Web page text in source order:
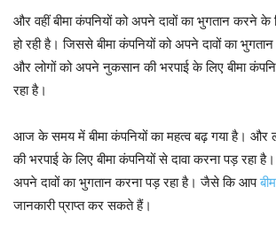
और वहीं बीमा कंपनियों को अपने दावों का भुगतान करने
हो रही है। जिससे बीमा कंपनियों को अपने दावों का
और लोगों को अपने नुकसान की भरपाई के लिए बीमा
रहा है।
आज के समय में बीमा कंपनियों का महत्व बढ़ गया है। और
की भरपाई के लिए बीमा कंपनियों से दावा करना पड़ रहा
अपने दावों का भुगतान करना पड़ रहा है। जैसे कि आप
जानकारी प्राप्त कर सकते हैं।